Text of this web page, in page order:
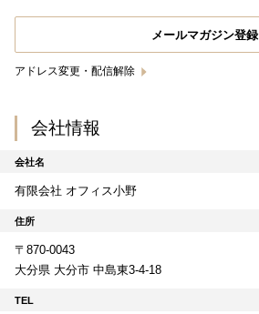
メールマガジン登録
アドレス変更・配信解除
会社情報
会社名
有限会社 オフィス小野
住所
〒870-0043
大分県 大分市 中島東3-4-18
TEL